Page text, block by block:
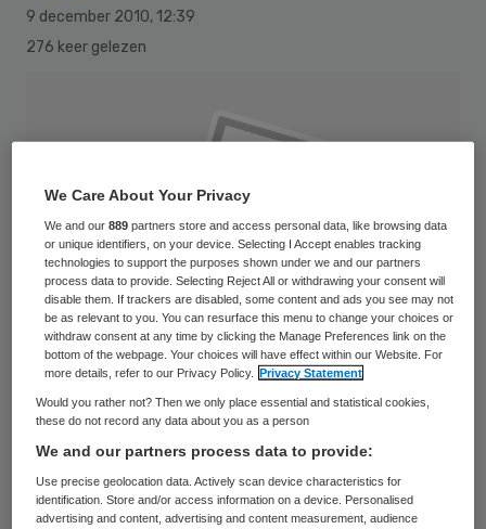
9 december 2010, 12:39
276 keer gelezen
Micky Cohen de Lara is met ingang van 16
december de nieuwe directeur van de
Nederlandse Vereniging voor Heelkunde
We Care About Your Privacy
We and our889 partners store and access personal data, like browsing data
or unique identifiers, on your device. Selecting I Accept enables tracking
technologies to support the purposes shown under we and our partners
process data to provide. Selecting Reject All or withdrawing your consent will
disable them. If trackers are disabled, some content and ads you see may not
be as relevant to you. You can resurface this menu to change your choices or
withdraw consent at any time by clicking the Manage Preferences link on the
bottom of the webpage. Your choices will have effect within our Website. For
more details, refer to our Privacy Policy.
Privacy Statement
Would you rather not? Then we only place essential and statistical cookies,
these do not record any data about you as a person
We and our partners process data to provide:
Use precise geolocation data. Actively scan device characteristics for
identification. Store and/or access information on a device. Personalised
advertising and content, advertising and content measurement, audience